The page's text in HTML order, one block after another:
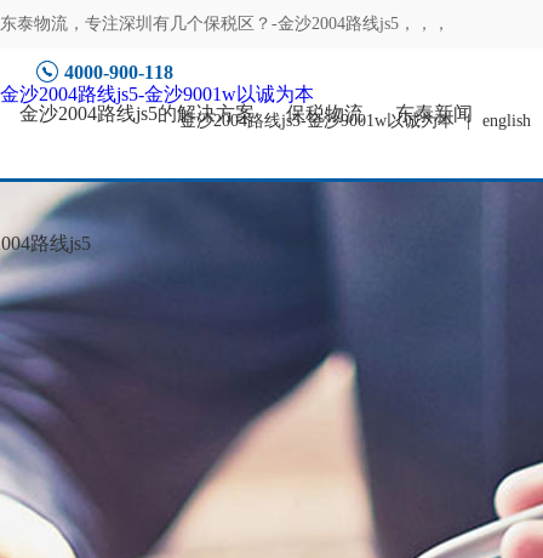
东泰物流，专注深圳有几个保税区？-金沙2004路线js5 ，，，
4000-900-118
金沙2004路线js5-金沙9001w以诚为本 | english
金沙2004路线js5-金沙9001w以诚为本
金沙2004路线js5的解决方案
保税物流 东泰新闻
路线js5